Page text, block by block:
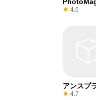
4.6
アンスプ
ュ 4.7